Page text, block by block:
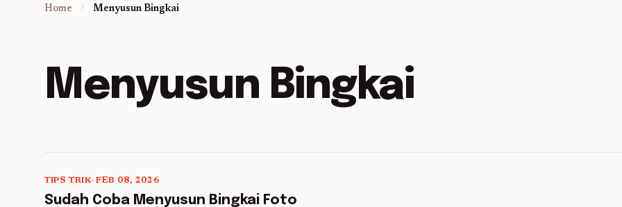
Home / Menyusun Bingkai
Menyusun Bingkai
5 min read
TIPS TRIK•FEB 08, 2026
Sudah Coba Menyusun Bingkai Foto